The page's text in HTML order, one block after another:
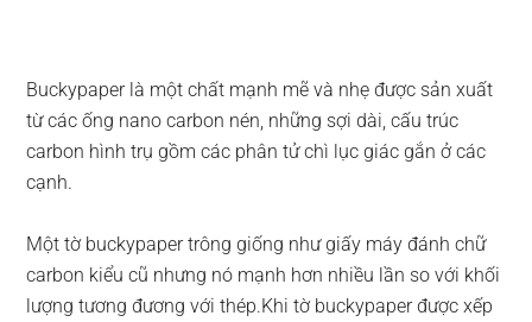
Buckypaper là một chất mạnh mẽ và nhẹ được sản xuất
từ các ống nano carbon nén, những sợi dài, cấu trúc
carbon hình trụ gồm các phân tử chì lục giác gắn ở các
cạnh.
Một tờ buckypaper trông giống như giấy máy đánh chữ
carbon kiểu cũ nhưng nó mạnh hơn nhiều lần so với khối
lượng tương đương với thép.Khi tờ buckypaper được xếp